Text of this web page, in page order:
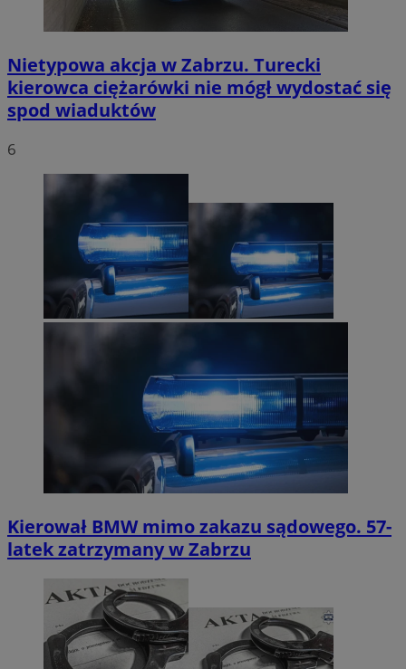
Nietypowa akcja w Zabrzu. Turecki
kierowca ciężarówki nie mógł wydostać się
spod wiaduktów
6
Kierował BMW mimo zakazu sądowego. 57-
latek zatrzymany w Zabrzu